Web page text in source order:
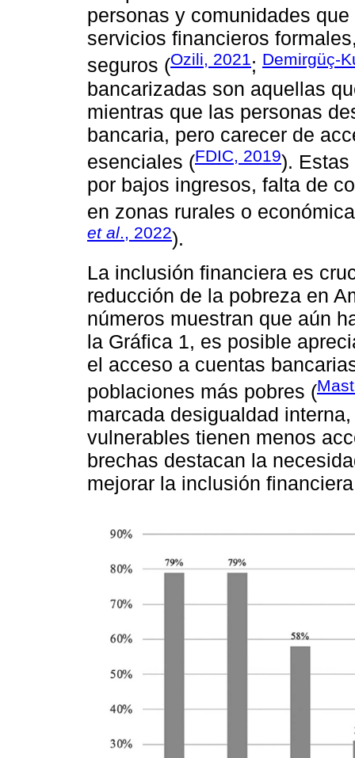
personas y comunidades
servicios financieros
seguros (Ozili, 2021; Demirgüç-
bancarizadas son aquellas
mientras que las personas
bancaria, pero carecer de
esenciales (FDIC, 2019). Estas
por bajos ingresos, falta de
en zonas rurales o
et al., 2022).
La inclusión financiera es
reducción de la pobreza en
números muestran que aún
la Gráfica 1, es posible
el acceso a cuentas
poblaciones más pobres (
marcada desigualdad
vulnerables tienen menos
brechas destacan la
mejorar la inclusión